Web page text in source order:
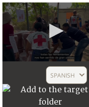
5
SPANISH